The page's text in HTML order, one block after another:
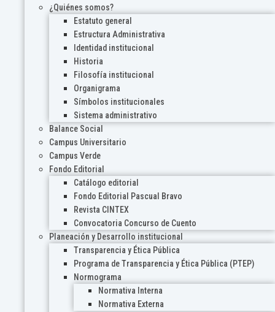
¿Quiénes somos?
Estatuto general
Estructura Administrativa
Identidad institucional
Historia
Filosofía institucional
Organigrama
Símbolos institucionales
Sistema administrativo
Balance Social
Campus Universitario
Campus Verde
Fondo Editorial
Catálogo editorial
Fondo Editorial Pascual Bravo
Revista CINTEX
Convocatoria Concurso de Cuento
Planeación y Desarrollo institucional
Transparencia y Ética Pública
Programa de Transparencia y Ética Pública (PTEP)
Normograma
Normativa Interna
Normativa Externa